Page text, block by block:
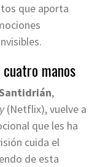
que aporta
manos
,
(Netflix), vuelve a
que les ha
cuida el
de esta